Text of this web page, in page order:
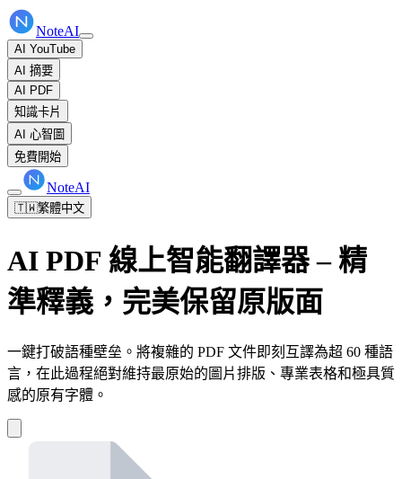
NoteAI
AI YouTube
AI 摘要
AI PDF
知識卡片
AI 心智圖
免費開始
NoteAI
🇹🇼繁體中文
AI PDF 線上智能翻譯器 – 精
準釋義，完美保留原版面
一鍵打破語種壁垒。將複雜的 PDF 文件即刻互譯為超 60 種語
言，在此過程絕對維持最原始的圖片排版、專業表格和極具質
感的原有字體。